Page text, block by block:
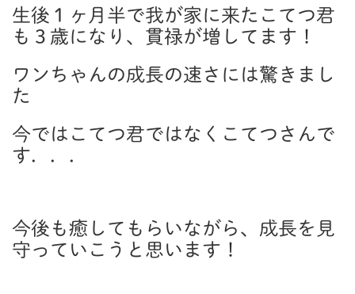
生後１ヶ月半で我が家に来たこてつ君
も３歳になり、貫禄が増してます！
ワンちゃんの成長の速さには驚きまし
た
今ではこてつ君ではなくこてつさんで
す．．．
今後も癒してもらいながら、成長を見
守っていこうと思います！